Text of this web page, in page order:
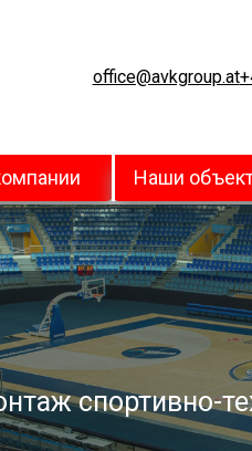
office@avkgroup.at
Наши
спортивно-